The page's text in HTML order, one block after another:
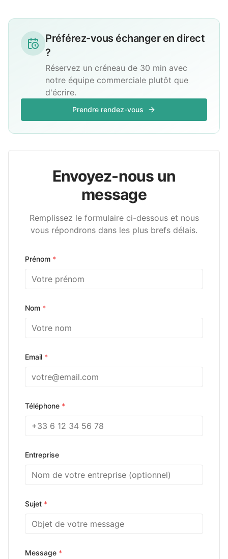
Préférez-vous échanger en direct
?
Réservez un créneau de 30 min avec
notre équipe commerciale plutôt que
d'écrire.
Prendre rendez-vous
Envoyez-nous un
message
Remplissez le formulaire ci-dessous et nous
vous répondrons dans les plus brefs délais.
Prénom *
Nom *
Email *
Téléphone *
Entreprise
Sujet *
Message *